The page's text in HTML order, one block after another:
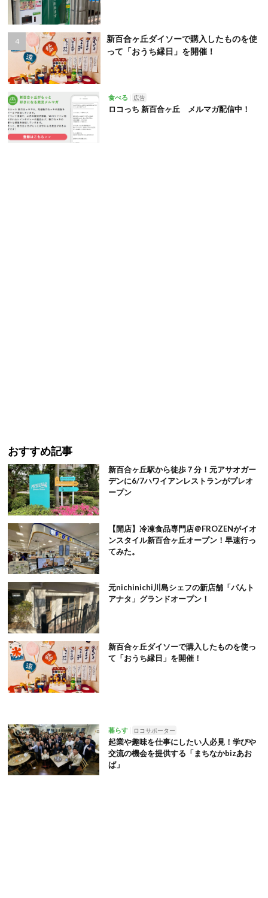
新百合ヶ丘ダイソーで購入したものを使
って「おうち縁日」を開催！
食べる 広告
ロコっち 新百合ヶ丘 メルマガ配信中！
おすすめ記事
新百合ヶ丘駅から徒歩７分！元アサオガー
デンに6/7ハワイアンレストランがプレオ
ープン
【開店】冷凍食品専門店＠FROZENがイオ
ンスタイル新百合ヶ丘オープン！早速行っ
てみた。
元nichinichi川島シェフの新店舗「パんト
アナタ」グランドオープン！
新百合ヶ丘ダイソーで購入したものを使っ
て「おうち縁日」を開催！
暮らす ロコサポーター
起業や趣味を仕事にしたい人必見！学びや
交流の機会を提供する「まちなかbizあお
ば」